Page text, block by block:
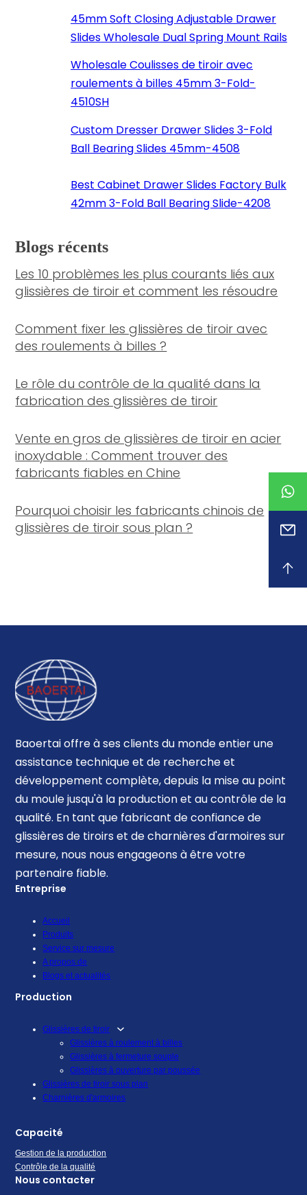
45mm Soft Closing Adjustable Drawer
Slides Wholesale Dual Spring Mount Rails
Wholesale Coulisses de tiroir avec
roulements à billes 45mm 3-Fold-
4510SH
Custom Dresser Drawer Slides 3-Fold
Ball Bearing Slides 45mm-4508
Best Cabinet Drawer Slides Factory Bulk
42mm 3-Fold Ball Bearing Slide-4208
Blogs récents
Les 10 problèmes les plus courants liés aux
glissières de tiroir et comment les résoudre
Comment fixer les glissières de tiroir avec
des roulements à billes ?
Le rôle du contrôle de la qualité dans la
fabrication des glissières de tiroir
Vente en gros de glissières de tiroir en acier
inoxydable : Comment trouver des
fabricants fiables en Chine
Pourquoi choisir les fabricants chinois de
glissières de tiroir sous plan ?
Baoertai offre à ses clients du monde entier une
assistance technique et de recherche et
développement complète, depuis la mise au point
du moule jusqu'à la production et au contrôle de la
qualité. En tant que fabricant de confiance de
glissières de tiroirs et de charnières d'armoires sur
mesure, nous nous engageons à être votre
partenaire fiable.
Entreprise
Accueil
Produits
Service sur mesure
A propos de
Blogs et actualités
Production
Glissières de tiroir
Glissières à roulement à billes
Glissières à fermeture souple
Glissières à ouverture par poussée
Glissières de tiroir sous plan
Charnières d'armoires
Capacité
Gestion de la production
Contrôle de la qualité
Nous contacter